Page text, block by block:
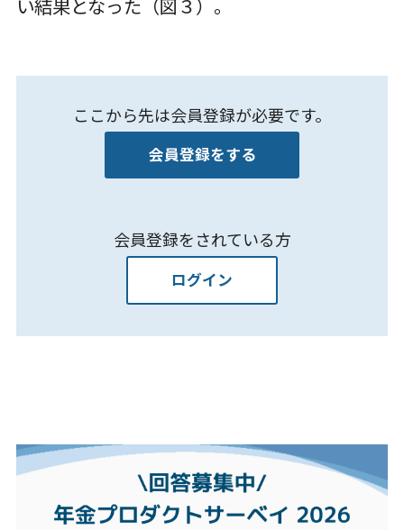
い結果となった（図３）。
ここから先は会員登録が必要です。
会員登録をする
会員登録をされている方
ログイン